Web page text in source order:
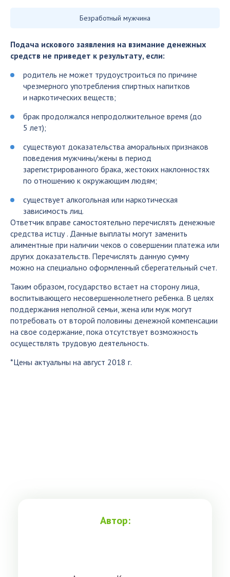
Безработный мужчина
Подача искового заявления на взимание денежных
средств не приведет к результату, если:
родитель не может трудоустроиться по причине
чрезмерного употребления спиртных напитков
и наркотических веществ;
брак продолжался непродолжительное время (до
5 лет);
существуют доказательства аморальных признаков
поведения мужчины/жены в период
зарегистрированного брака, жестоких наклонностях
по отношению к окружающим людям;
существует алкогольная или наркотическая
зависимость лиц.
Ответчик вправе самостоятельно перечислять денежные
средства истцу . Данные выплаты могут заменить
алиментные при наличии чеков о совершении платежа или
других доказательств. Перечислять данную сумму
можно на специально оформленный сберегательный счет.
Таким образом, государство встает на сторону лица,
воспитывающего несовершеннолетнего ребенка. В целях
поддержания неполной семьи, жена или муж могут
потребовать от второй половины денежной компенсации
на свое содержание, пока отсутствует возможность
осуществлять трудовую деятельность.
*Цены актуальны на август 2018 г.
Автор: